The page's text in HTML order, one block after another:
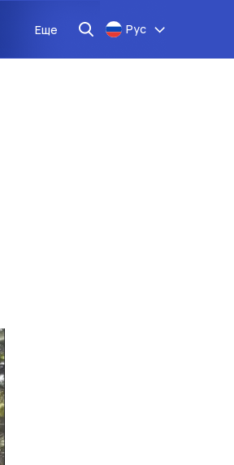
Еще Рус